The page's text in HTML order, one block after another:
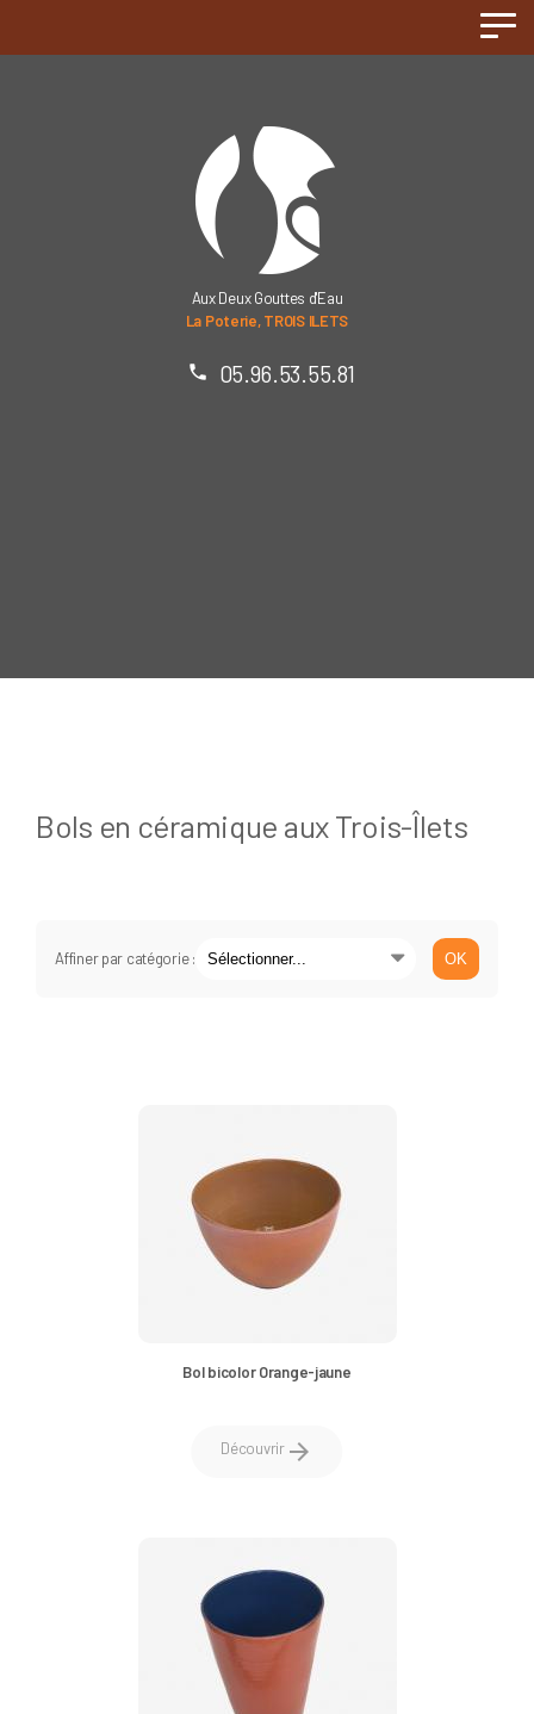
Aux Deux Gouttes d'Eau
La Poterie, TROIS ILETS
05.96.53.55.81
Bols en céramique aux Trois-Îlets
Affiner par catégorie :
Bol bicolor Orange-jaune
Découvrirarrow_forward